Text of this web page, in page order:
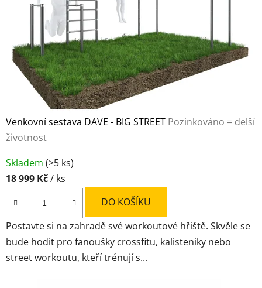
Venkovní sestava DAVE - BIG STREET Pozinkováno = delší
životnost
hodnocení
produktu
4,3
z
5
hvězdiček.
Skladem (>5 ks)
18 999 Kč/ ks
DO KOŠÍKU
Postavte si na zahradě své workoutové hřiště. Skvěle se
bude hodit pro fanoušky crossfitu, kalisteniky nebo
street workoutu, kteří trénují s...